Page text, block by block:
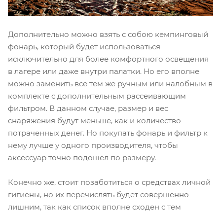
Дополнительно можно взять с собою кемпинговый
фонарь, который будет использоваться
исключительно для более комфортного освещения
в лагере или даже внутри палатки. Но его вполне
можно заменить все тем же ручным или налобным в
комплекте с дополнительным рассеивающим
фильтром. В данном случае, размер и вес
снаряжения будут меньше, как и количество
потраченных денег. Но покупать фонарь и фильтр к
нему лучше у одного производителя, чтобы
аксессуар точно подошел по размеру.
Конечно же, стоит позаботиться о средствах личной
гигиены, но их перечислять будет совершенно
лишним, так как список вполне сходен с тем